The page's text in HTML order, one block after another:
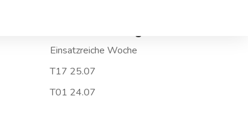
Einsatzreiche Woche
T17 25.07
T01 24.07